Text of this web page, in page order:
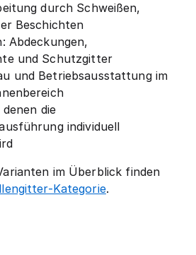
durch Schweißen,
Beschichten
Abdeckungen,
und Schutzgitter
und Betriebsausstattung im
die
individuell
im Überblick finden
Kategorie.